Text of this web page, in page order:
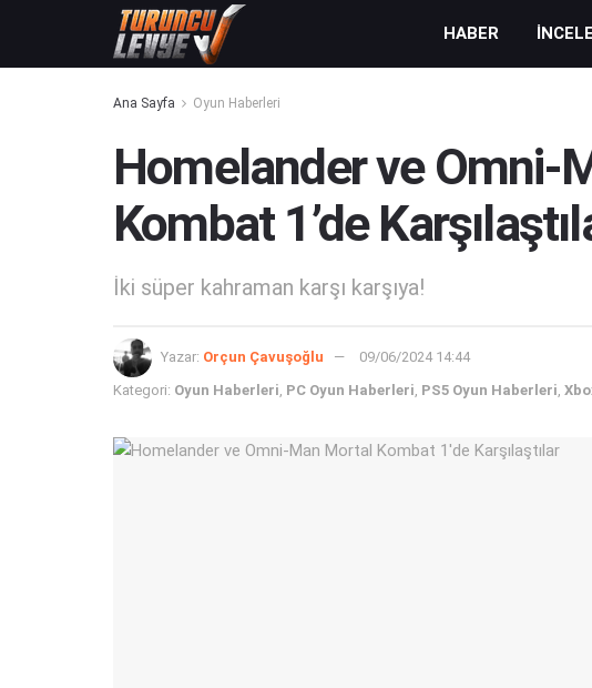
HABER
Ana Sayfa Oyun Haberleri
Homelander ve Omni-
Kombat 1’de
İki süper kahraman karşı karşıya!
Yazar: Orçun Çavuşoğlu 09/06/2024 14:44
Kategori: Oyun Haberleri, PC Oyun Haberleri, PS5 Oyun Haberleri,